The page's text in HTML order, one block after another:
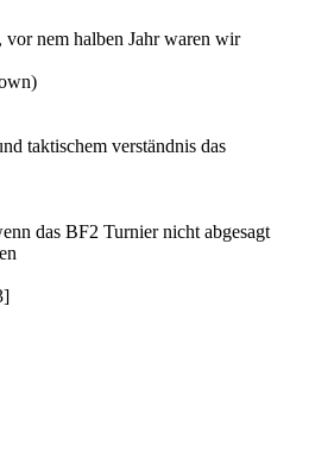
nem halben Jahr waren wir
taktischem verständnis das
das BF2 Turnier nicht abgesagt